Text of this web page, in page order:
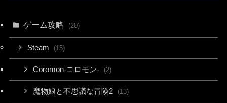
ゲーム攻略 (20)
Steam (15)
Coromon-コロモン- (2)
魔物娘と不思議な冒険2 (13)